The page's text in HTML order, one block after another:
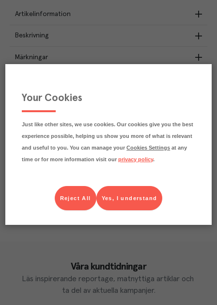
Artikelinformation
Beskrivning
Märkningar
CO₂e/kg
Varje kilo av varan påverkar klimatet motsvarande
utsläppen av 1.2 kg koldioxid.
Våra kundtidningar
Läs inspirerande reportage, matnyttiga artiklar och
ta del av aktuella kampanjer.
Your Cookies
Just like other sites, we use cookies. Our cookies give you the best
experience possible, helping us show you more of what is relevant
and useful to you. You can manage yourCookies Settings at any
time or for more information visit ourprivacy policy.
Yes, I understand
Reject All